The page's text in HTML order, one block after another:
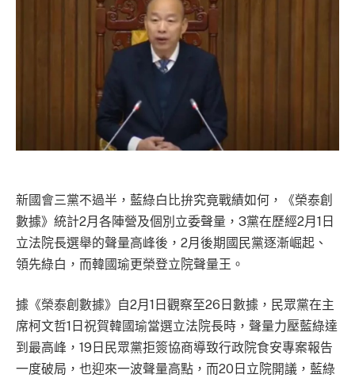
新國會三黨不過半，藍綠白比拚究竟戰績如何，《榮泰創
數據》統計2月各陣營及個別立委聲量，3黨在歷經2月1日
立法院長選舉的聲量高峰後，2月後期國民黨逐漸崛起、
領先綠白，而韓國瑜更榮登立院聲量王。
據《榮泰創數據》自2月1日觀察至26日數據，民眾黨在主
席柯文哲1日祝賀韓國瑜當選立法院長時，聲量力壓藍綠達
到最高峰，19日民眾黨拒簽協商導致行政院食安專案報告
一度破局，也迎來一波聲量高點，而20日立院開議，藍綠